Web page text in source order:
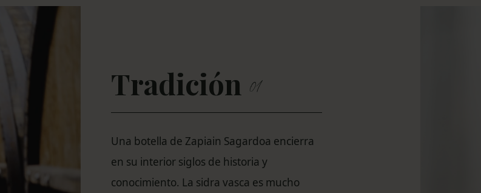
Tradición 01
Una botella de Zapiain Sagardoa encierra
en su interior siglos de historia y
conocimiento. La sidra vasca es mucho